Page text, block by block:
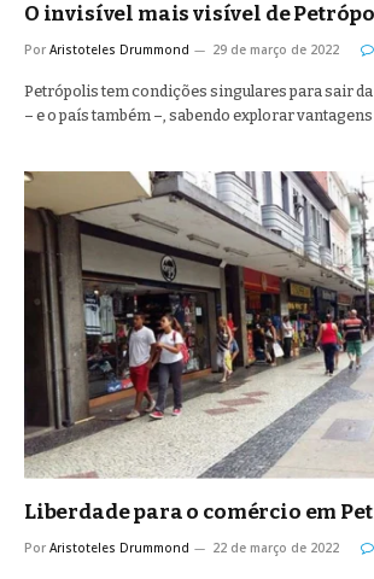
O invisível mais visível de
Por Aristoteles Drummond 29 de março de 2022
Petrópolis tem condições singulares para sair
– e o país também –, sabendo explorar
Liberdade para o comércio em
Por Aristoteles Drummond 22 de março de 2022